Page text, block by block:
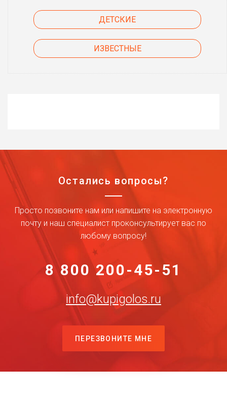
ДЕТСКИЕ
ИЗВЕСТНЫЕ
Остались вопросы?
Просто позвоните нам или напишите на электронную
почту и наш специалист проконсультирует вас по
любому вопросу!
8 800 200-45-51
info@kupigolos.ru
ПЕРЕЗВОНИТЕ МНЕ